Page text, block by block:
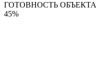
ГОТОВНОСТЬ ОБЪЕКТА
45%